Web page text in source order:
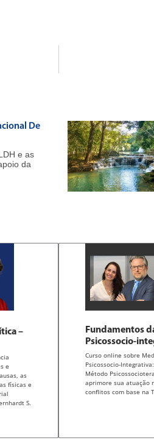
De
e as
da
–
e
as
físicas e
S.
Fundamentos
Psicossocio-
Curso online sobre
Psicossocio-
Método
aprimore sua atuação
conflitos com base na